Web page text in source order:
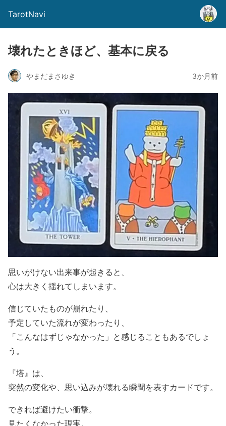
TarotNavi
壊れたときほど、基本に戻る
やまだまさゆき 3か月前
思いがけない出来事が起きると、
心は大きく揺れてしまいます。
信じていたものが崩れたり、
予定していた流れが変わったり、
「こんなはずじゃなかった」と感じることもあるでしょ
う。
『塔』は、
突然の変化や、思い込みが壊れる瞬間を表すカードです。
できれば避けたい衝撃。
見たくなかった現実。